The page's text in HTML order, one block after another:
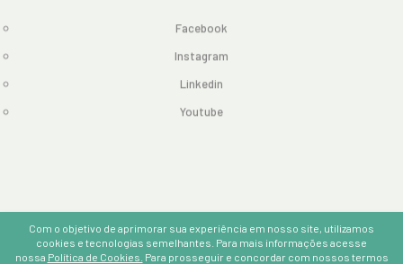
Facebook
Instagram
Linkedin
Youtube
© 2024 Copyright - Todos os direitos reservados - Gamaro
incorporadora
Com o objetivo de aprimorar sua experiência em nosso site, utilizamos
cookies e tecnologias semelhantes. Para mais informações acesse
nossa Política de Cookies. Para prosseguir e concordar com nossos termos